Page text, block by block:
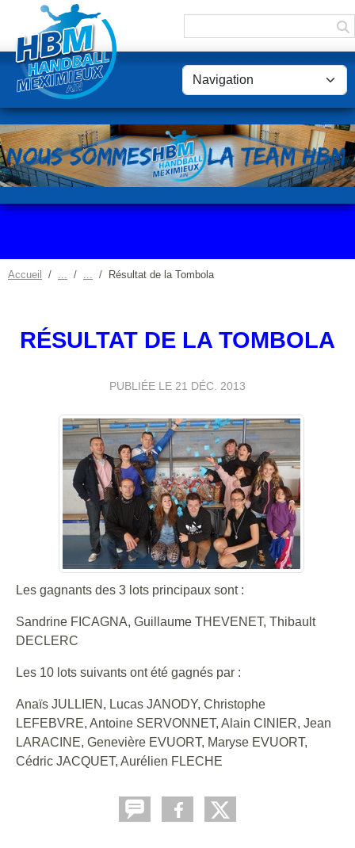
Accueil Résultat de la Tombola
RÉSULTAT DE LA TOMBOLA
PUBLIÉE LE 21 DÉC. 2013
Les gagnants des 3 lots principaux sont :
Sandrine FICAGNA, Guillaume THEVENET, Thibault
DECLERC
Les 10 lots suivants ont été gagnés par :
Anaïs JULLIEN, Lucas JANODY, Christophe
LEFEBVRE, Antoine SERVONNET, Alain CINIER, Jean
LARACINE, Genevière EVUORT, Maryse EVUORT,
Cédric JACQUET, Aurélien FLECHE
Panneau de gestion des cookies